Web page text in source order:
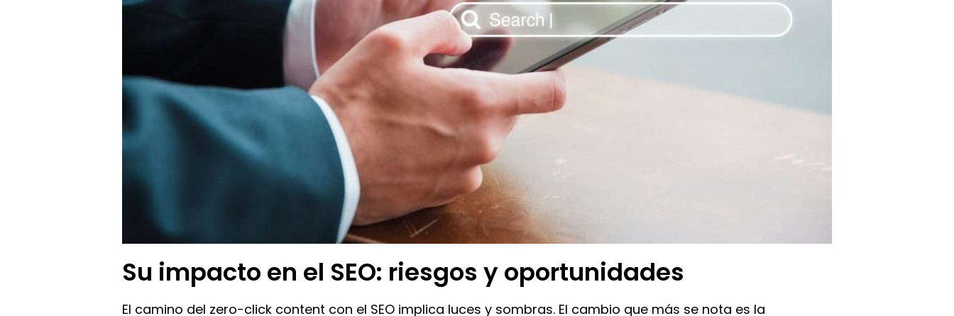
Su impacto en el SEO: riesgos y oportunidades
El camino del zero-click content con el SEO implica luces y sombras. El cambio que más se nota es la